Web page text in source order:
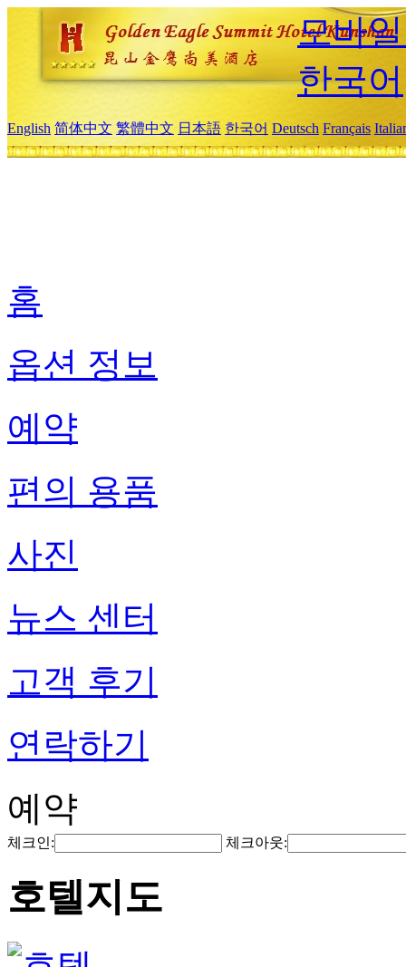
모바
한국어
English 简体中文 繁體中文 日本語 한국어 Deutsch Français
홈
옵션 정보
예약
편의 용품
사진
뉴스 센터
고객 후기
연락하기
예약
체크인: 체크아웃:
호텔지도